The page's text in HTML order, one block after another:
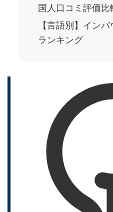
国人口コミ評価比
【言語別】イン
ランキング